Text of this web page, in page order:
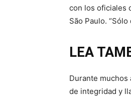
con los oficiales
São Paulo.
LEA
Durante muchos
de integridad y